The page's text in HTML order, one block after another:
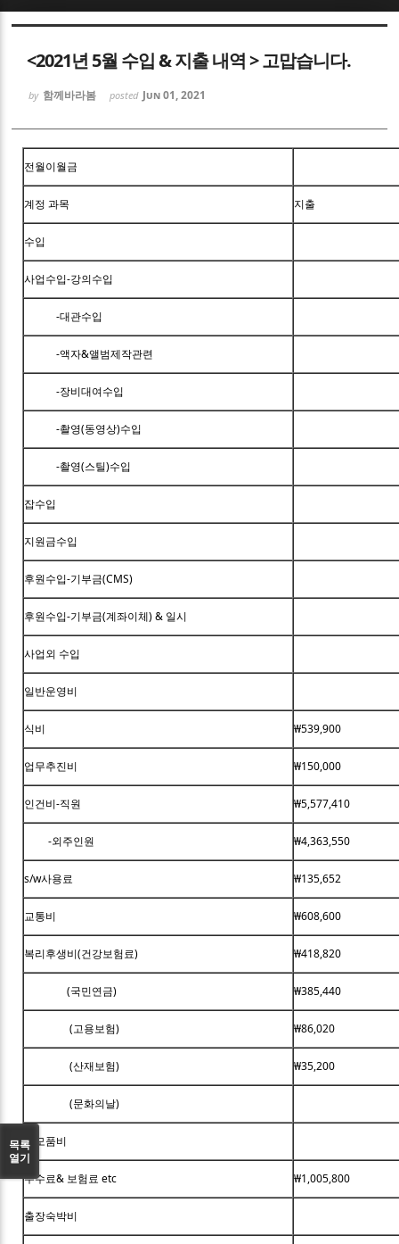
<2021년 5월 수입 & 지출 내역 > 고맙습니다.
by 함께바라봄 posted Jun 01, 2021
전월이월금
계정 과목 지출
수입
사업수입-강의수입
-대관수입
-액자&앨범제작관련
-장비대여수입
-촬영(동영상)수입
-촬영(스틸)수입
잡수입
지원금수입
후원수입-기부금(CMS)
후원수입-기부금(계좌이체) & 일시
사업외 수입
일반운영비
식비 ₩539,900
업무추진비 ₩150,000
인건비-직원 ₩5,577,410
-외주인원 ₩4,363,550
s/w사용료 ₩135,652
교통비 ₩608,600
복리후생비(건강보험료) ₩418,820
(국민연금) ₩385,440
(고용보험) ₩86,020
(산재보험) ₩35,200
(문화의날)
소모품비
수수료& 보험료 etc ₩1,005,800
출장숙박비
목록
열기
Sketchbook5, 스케치북5
Sketchbook5, 스케치북5